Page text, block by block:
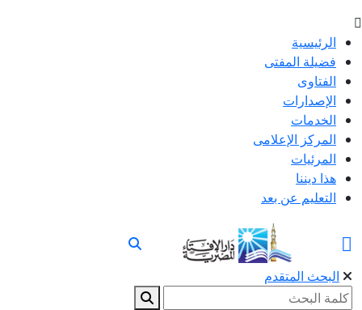
الرئيسية
فضيلة المفتى
الفتاوى
الإصدارات
الخدمات
المركز الإعلامى
المرئيات
هذا ديننا
التعليم عن بعد
البحث المتقدم